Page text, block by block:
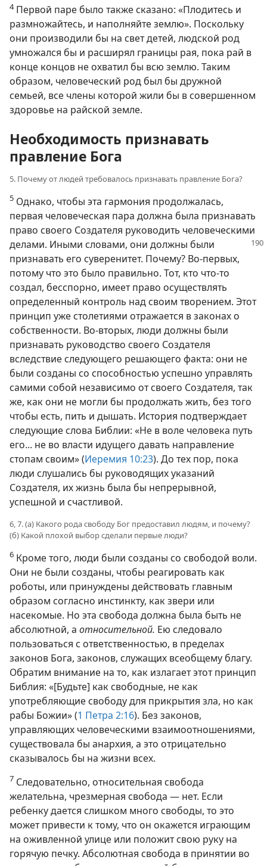
4Первой паре было также сказано: «Плодитесь и
размножайтесь, и наполняйте землю». Поскольку
они производили бы на свет детей, людской род
умножался бы и расширял границы рая, пока рай в
конце концов не охватил бы всю землю. Таким
образом, человеческий род был бы дружной
семьей, все члены которой жили бы в совершенном
здоровье на райской земле.
Необходимость признавать
правление Бога
5. Почему от людей требовалось признавать правление Бога?
5 Однако, чтобы эта гармония продолжалась,
первая человеческая пара должна была признавать
право своего Создателя руководить человеческими
делами. Иными словами, они должны были
признавать его суверенитет. Почему? Во-первых,
потому что это было правильно. Тот, кто что-то
создал, бесспорно, имеет право осуществлять
определенный контроль над своим творением. Этот
принцип уже столетиями отражается в законах о
собственности. Во-вторых, люди должны были
признавать руководство своего Создателя
вследствие следующего решающего факта: они не
были созданы со способностью успешно управлять
самими собой независимо от своего Создателя, так
же, как они не могли бы продолжать жить, без того
чтобы есть, пить и дышать. История подтверждает
следующие слова Библии: «Не в воле человека путь
его... не во власти идущего давать направление
стопам своим» (Иеремия 10:23). До тех пор, пока
люди слушались бы руководящих указаний
Создателя, их жизнь была бы непрерывной,
успешной и счастливой.
6, 7. (а) Какого рода свободу Бог предоставил людям, и почему?
(б) Какой плохой выбор сделали первые люди?
6 Кроме того, люди были созданы со свободой воли.
Они не были созданы, чтобы реагировать как
роботы, или принуждены действовать главным
образом согласно инстинкту, как звери или
насекомые. Но эта свобода должна была быть не
абсолютной, а относительной. Ею следовало
пользоваться с ответственностью, в пределах
законов Бога, законов, служащих всеобщему благу.
Обратим внимание на то, как излагает этот принцип
Библия: «[Будьте] как свободные, не как
употребляющие свободу для прикрытия зла, но как
рабы Божии» (1 Петра 2:16). Без законов,
управляющих человеческими взаимоотношениями,
существовала бы анархия, а это отрицательно
сказывалось бы на жизни всех.
7 Следовательно, относительная свобода
желательна, чрезмерная свобода — нет. Если
ребенку дается слишком много свободы, то это
может привести к тому, что он окажется играющим
на оживленной улице или положит свою руку на
горячую печку. Абсолютная свобода в принятии во